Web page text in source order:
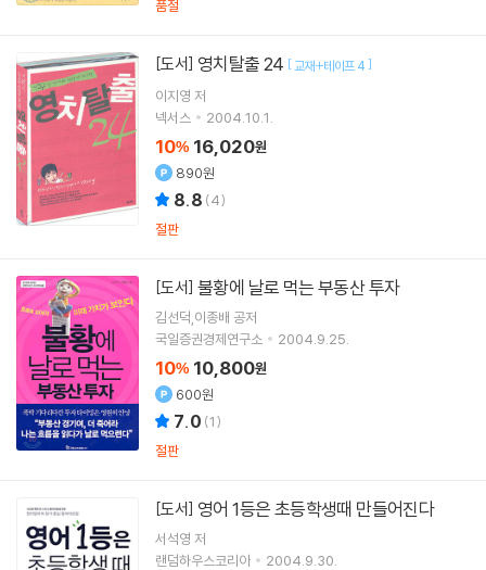
품절
[도서] 영치탈출 24 [ 교재+테이프 4 ]
이지영 저
넥서스
2004.10.1.
10% 16,020원
890원
8.8 (4)
절판
[도서] 불황에 날로 먹는 부동산 투자
김선덕,이종배 공저
국일증권경제연구소
2004.9.25.
10% 10,800원
600원
7.0 (1)
절판
[도서] 영어 1등은 초등학생때 만들어진다
서석영 저
랜덤하우스코리아
2004.9.30.